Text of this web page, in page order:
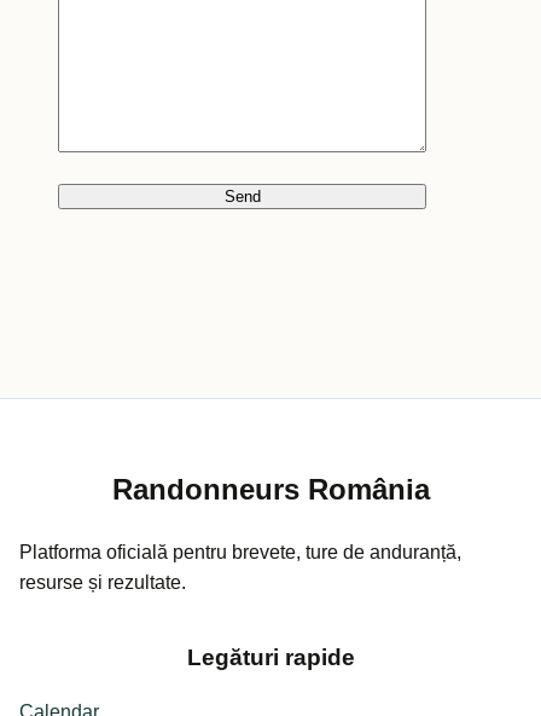
Randonneurs România
Platforma oficială pentru brevete, ture de anduranță,
resurse și rezultate.
Legături rapide